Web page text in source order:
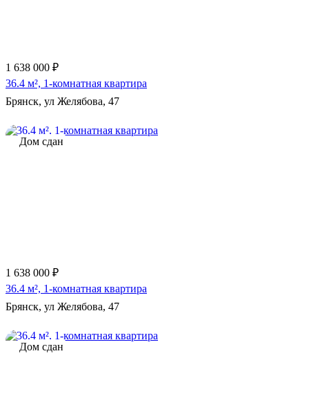
1 638 000 ₽
36.4 м², 1-комнатная квартира
Брянск, ул Желябова, 47
Дом сдан
1 638 000 ₽
36.4 м², 1-комнатная квартира
Брянск, ул Желябова, 47
Дом сдан